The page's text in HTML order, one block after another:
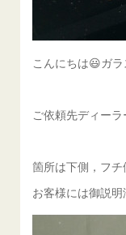
こんにちは😃ガ
ご依頼先ディー
箇所は下側，フ
お客様には御説